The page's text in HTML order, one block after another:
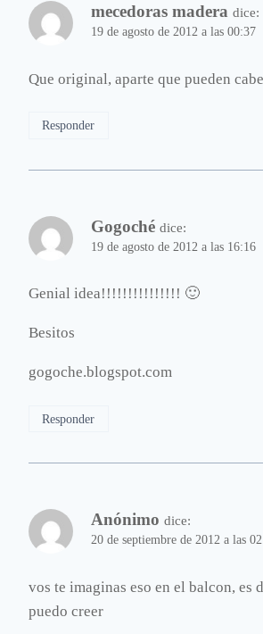
mecedoras madera dice:
19 de agosto de 2012 a las 00:37
Que original, aparte que pueden
Responder
Gogoché dice:
19 de agosto de 2012 a las 16:16
Genial idea!!!!!!!!!!!!!!! 🙂
Besitos
gogoche.blogspot.com
Responder
Anónimo dice:
20 de septiembre de 2012 a las
vos te imaginas eso en el balcon, es
puedo creer